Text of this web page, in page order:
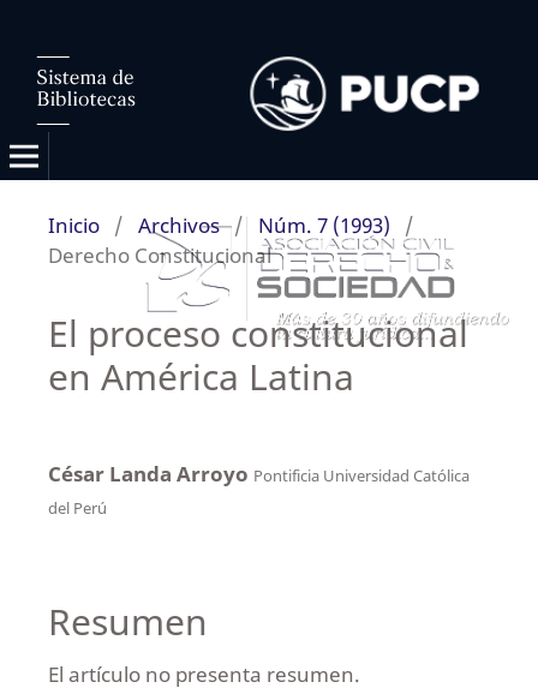
Inicio / Archivos / Núm. 7 (1993)
/
Derecho Constitucional
El proceso constitucional
en América Latina
César Landa Arroyo Pontificia Universidad Católica
del Perú
Resumen
El artículo no presenta resumen.